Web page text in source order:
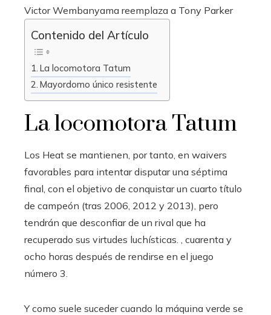
Victor Wembanyama reemplaza a Tony Parker
Contenido del Artículo
La locomotora Tatum
Mayordomo único resistente
La locomotora Tatum
Los Heat se mantienen, por tanto, en waivers
favorables para intentar disputar una séptima
final, con el objetivo de conquistar un cuarto título
de campeón (tras 2006, 2012 y 2013), pero
tendrán que desconfiar de un rival que ha
recuperado sus virtudes luchísticas. , cuarenta y
ocho horas después de rendirse en el juego
número 3.
Y como suele suceder cuando la máquina verde se